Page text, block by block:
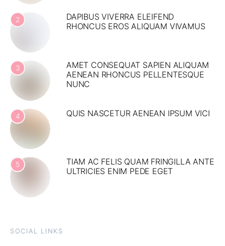
2
DAPIBUS VIVERRA ELEIFEND
RHONCUS EROS ALIQUAM VIVAMUS
3
AMET CONSEQUAT SAPIEN ALIQUAM
AENEAN RHONCUS PELLENTESQUE
NUNC
4 QUIS NASCETUR AENEAN IPSUM VICI
5
TIAM AC FELIS QUAM FRINGILLA ANTE
ULTRICIES ENIM PEDE EGET
SOCIAL LINKS